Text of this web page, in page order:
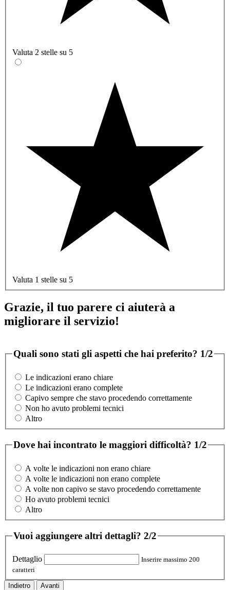
Valuta 2 stelle su 5
Valuta 1 stelle su 5
Grazie, il tuo parere ci aiuterà a
migliorare il servizio!
Quali sono stati gli aspetti che hai preferito? 1/2
Le indicazioni erano chiare
Le indicazioni erano complete
Capivo sempre che stavo procedendo correttamente
Non ho avuto problemi tecnici
Altro
Dove hai incontrato le maggiori difficoltà? 1/2
A volte le indicazioni non erano chiare
A volte le indicazioni non erano complete
A volte non capivo se stavo procedendo correttamente
Ho avuto problemi tecnici
Altro
Vuoi aggiungere altri dettagli? 2/2
Dettaglio
Inserire massimo 200
caratteri
Indietro Avanti